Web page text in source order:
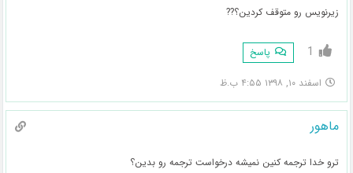
زيرنويس رو متوقف كردين؟??
1 پاسخ
اسفند ۱۰, ۱۳۹۸ ۴:۵۵ ب.ظ
ماهور
ترو خدا ترجمه کنین نمیشه درخواست ترجمه رو بدین؟